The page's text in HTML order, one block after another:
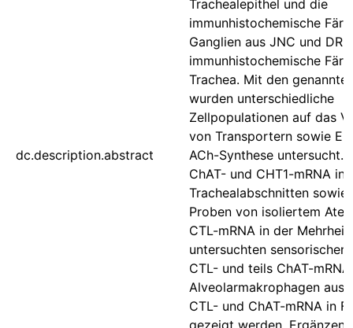
dc.description.abstract
Trachealepithel und die
immunhistochemische
Ganglien aus JNC und
immunhistochemische
Trachea. Mit den
wurden unterschiedliche
Zellpopulationen auf das
von Transportern sowie
ACh-Synthese untersucht.
ChAT- und CHT1-mRNA in
Trachealabschnitten sowie
Proben von isoliertem
CTL-mRNA in der Mehrheit
untersuchten sensorischen
CTL- und teils ChAT-
Alveolarmakrophagen aus
CTL- und ChAT-mRNA in
gezeigt werden.